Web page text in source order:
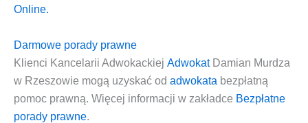
Online.
Darmowe porady prawne
Klien­ci Kan­ce­la­rii Adwo­kac­kiej Adwo­kat Damian Mur­dza
w Rze­szo­wie mogą uzy­skać od adwo­ka­ta bez­płat­ną
pomoc praw­ną. Wię­cej infor­ma­cji w zakład­ce Bez­płat­ne
pora­dy praw­ne.